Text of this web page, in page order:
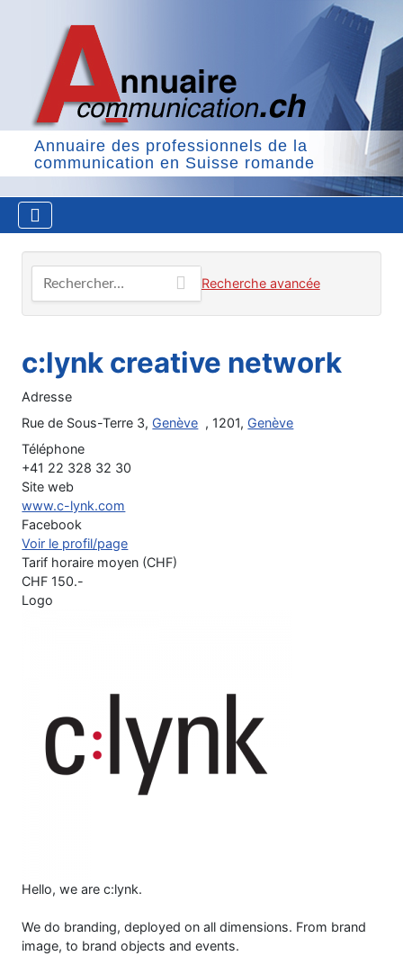
Annuaire des professionnels de la
communication en Suisse romande
Recherche avancée
c:lynk creative network
Adresse
Rue de Sous-Terre 3,Genève , 1201,Genève
Téléphone
+41 22 328 32 30
Site web
www.c-lynk.com
Facebook
Voir le profil/page
Tarif horaire moyen (CHF)
CHF 150.-
Logo
Hello, we are c:lynk.
We do branding, deployed on all dimensions. From brand
image, to brand objects and events.